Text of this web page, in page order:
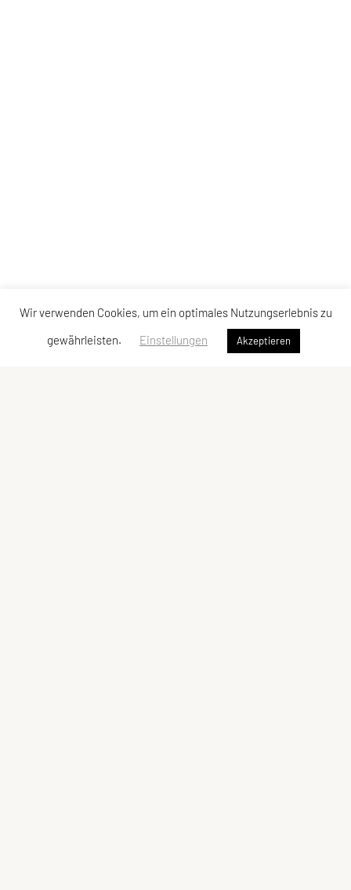
Wir verwenden Cookies, um ein optimales Nutzungserlebnis zu
gewährleisten.
Einstellungen Akzeptieren